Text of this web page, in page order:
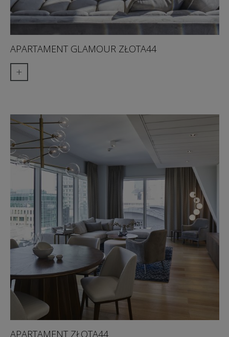
APARTAMENT GLAMOUR ZŁOTA44
+
APARTAMENT ZŁOTA44